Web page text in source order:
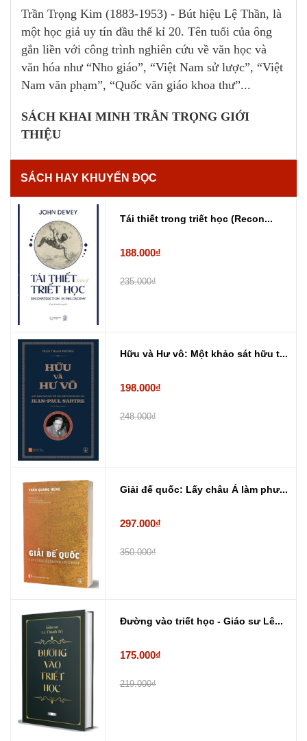
Trần Trọng Kim (1883-1953) - Bút hiệu Lệ Thần, là
một học giả uy tín đầu thế kỉ 20. Tên tuổi của ông
gắn liền với công trình nghiên cứu về văn học và
văn hóa như “Nho giáo”, “Việt Nam sử lược”, “Việt
Nam văn phạm”, “Quốc văn giáo khoa thư”...
SÁCH KHAI MINH TRÂN TRỌNG GIỚI
THIỆU
SÁCH HAY KHUYẾN ĐỌC
Tái thiết trong triết học (Recon...
188.000₫
235.000₫
Hữu và Hư vô: Một khảo sát hữu t...
198.000₫
248.000₫
Giải đế quốc: Lấy châu Á làm phư...
297.000₫
350.000₫
Đường vào triết học - Giáo sư Lê...
175.000₫
219.000₫